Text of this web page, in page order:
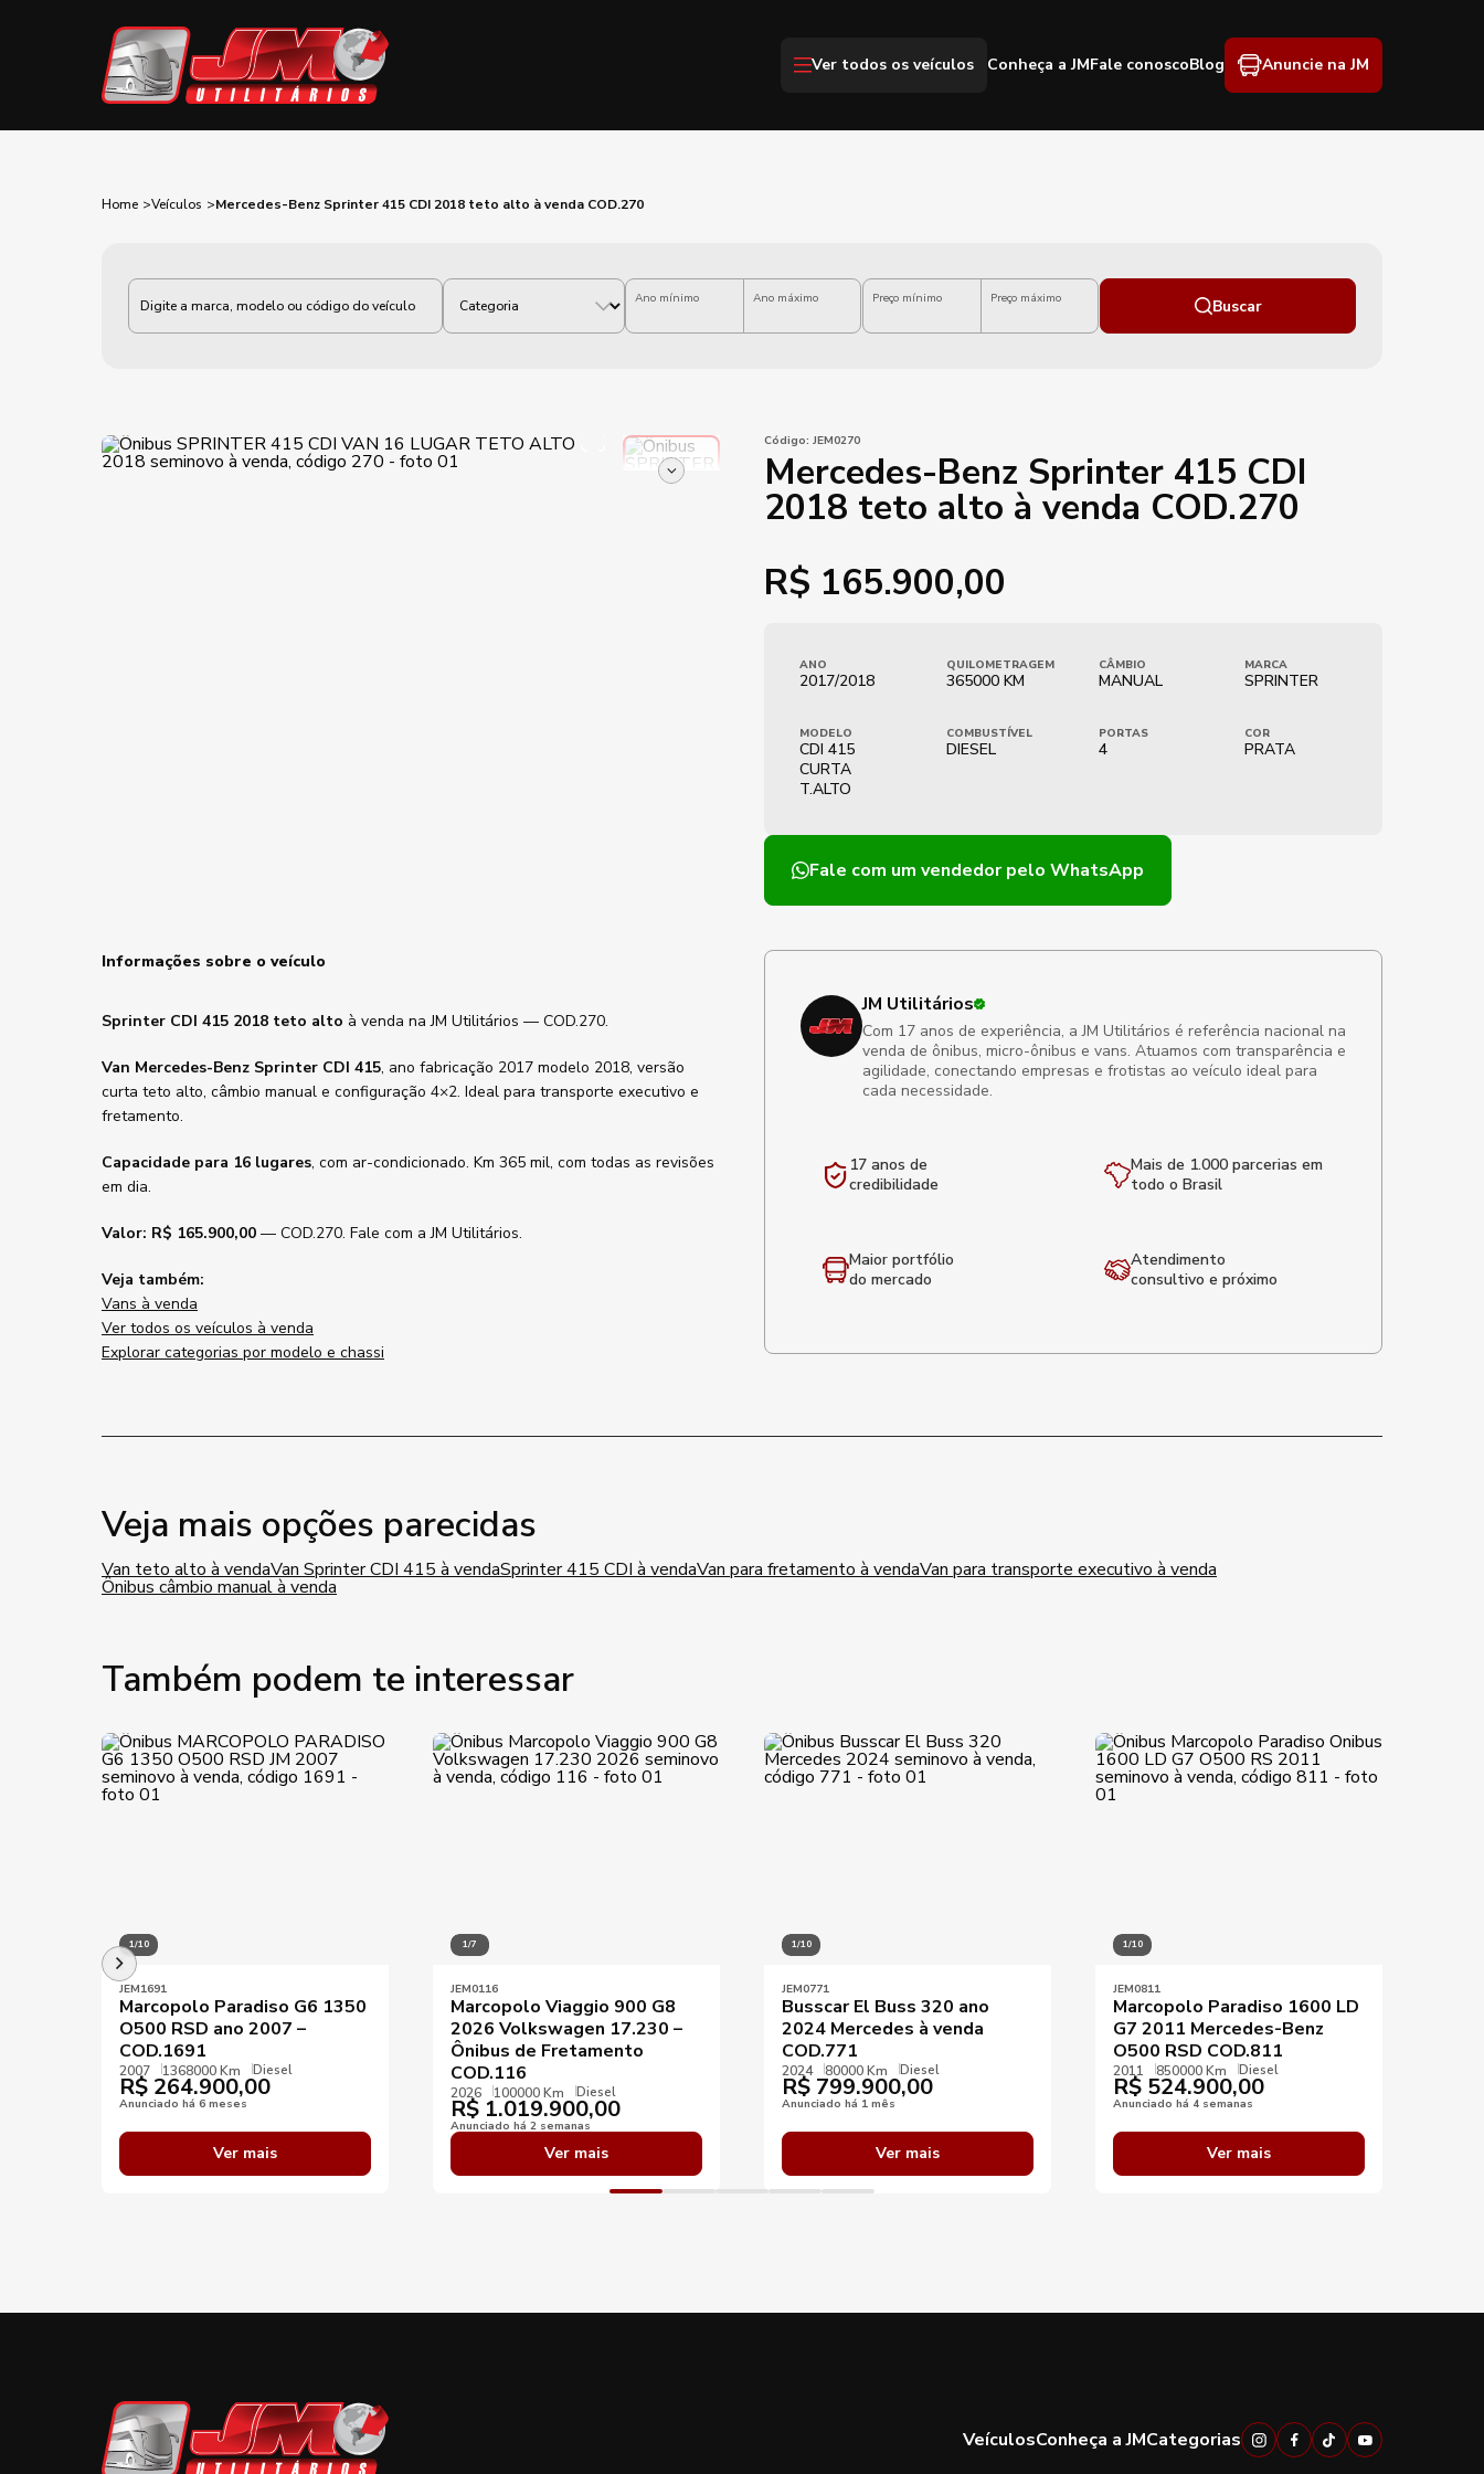
Ver todos os veículos Conheça a JMFale conoscoBlog Anuncie na JM
Home Veículos Mercedes-Benz Sprinter 415 CDI 2018 teto alto à venda COD.270
Categoria Ano mínimo Ano máximo Preço mínimo Preço máximo Buscar
Código: JEM0270
Mercedes-Benz Sprinter 415 CDI
2018 teto alto à venda COD.270
R$ 165.900,00
ANO
2017/2018
QUILOMETRAGEM
365000 KM
CÂMBIO
MANUAL
MARCA
SPRINTER
MODELO
CDI 415
CURTA
T.ALTO
COMBUSTÍVEL
DIESEL
PORTAS
4
COR
PRATA
Fale com um vendedorpelo WhatsApp
Informações sobre o veículo
Sprinter CDI 415 2018 teto alto à venda na JM Utilitários — COD.270.
Van Mercedes-Benz Sprinter CDI 415, ano fabricação 2017 modelo 2018, versão
curta teto alto, câmbio manual e configuração 4×2. Ideal para transporte executivo e
fretamento.
Capacidade para 16 lugares, com ar-condicionado. Km 365 mil, com todas as revisões
em dia.
Valor: R$ 165.900,00 — COD.270. Fale com a JM Utilitários.
Veja também:
Vans à venda
Ver todos os veículos à venda
Explorar categorias por modelo e chassi
JM Utilitários
Com 17 anos de experiência, a JM Utilitários é referência nacional na
venda de ônibus, micro-ônibus e vans. Atuamos com transparência e
agilidade, conectando empresas e frotistas ao veículo ideal para
cada necessidade.
17 anos de
credibilidade
Mais de 1.000 parcerias em
todo o Brasil
Maior portfólio
do mercado
Atendimento
consultivo e próximo
Veja mais opções parecidas
Van teto alto à vendaVan Sprinter CDI 415 à vendaSprinter 415 CDI à vendaVan para fretamento à vendaVan para transporte executivo à venda
Ônibus câmbio manual à venda
Também podem te interessar
1/10
JEM1691
Marcopolo Paradiso G6 1350
O500 RSD ano 2007 –
COD.1691
2007 1368000 Km Diesel
R$ 264.900,00
Anunciado há 6 meses
Ver mais
1/7
JEM0116
Marcopolo Viaggio 900 G8
2026 Volkswagen 17.230 –
Ônibus de Fretamento
COD.116
2026 100000 Km Diesel
R$ 1.019.900,00
Anunciado há 2 semanas
Ver mais
1/10
JEM0771
Busscar El Buss 320 ano
2024 Mercedes à venda
COD.771
2024 80000 Km Diesel
R$ 799.900,00
Anunciado há 1 mês
Ver mais
1/10
JEM0811
Marcopolo Paradiso 1600 LD
G7 2011 Mercedes-Benz
O500 RSD COD.811
2011 850000 Km Diesel
R$ 524.900,00
Anunciado há 4 semanas
Ver mais
VeículosConheça a JMCategorias